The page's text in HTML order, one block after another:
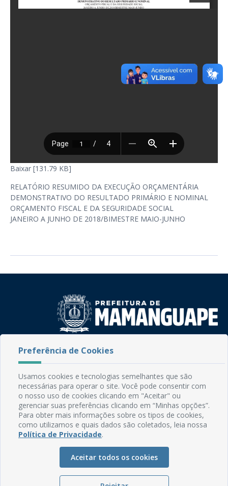
Baixar [131.79 KB]
RELATÓRIO RESUMIDO DA EXECUÇÃO ORÇAMENTÁRIA
DEMONSTRATIVO DO RESULTADO PRIMÁRIO E NOMINAL
ORÇAMENTO FISCAL E DA SEGURIDADE SOCIAL
JANEIRO A JUNHO DE 2018/BIMESTRE MAIO-JUNHO
Rua do Imperador, 78, Centro
CEP: 58.280-000 - Mamanguape/PB
Email: comunicacao@mamanguape.pb.gov.br
Expediente: Segunda à Sexta, das 08h às 13h
Mapa do Site
Perguntas frequentes
Manual de Navegação
Glossário
Ouvidoria
Preferência de Cookies
Usamos cookies e tecnologias semelhantes que são
necessárias para operar o site. Você pode consentir com
o nosso uso de cookies clicando em "Aceitar" ou
gerenciar suas preferências clicando em “Minhas opções”.
Para obter mais informações sobre os tipos de cookies,
como utilizamos e quais dados são coletados, leia nossa
Política de Privacidade.
Aceitar todos os cookies